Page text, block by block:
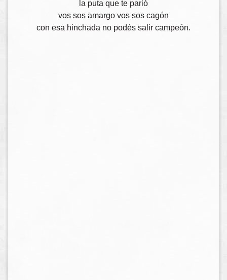
la puta que te parió
vos sos amargo vos sos cagón
con esa hinchada no podés salir campeón.